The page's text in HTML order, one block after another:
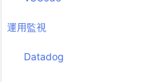
運用監視
Datadog